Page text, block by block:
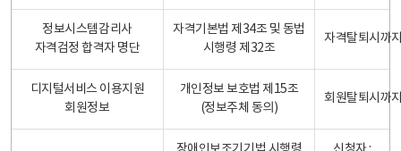
정보시스템감리사
자격검정 합격자 명단
자격기본법 제34조 및 동법
시행령 제32조
자격탈퇴시까
디지털서비스 이용지원
회원정보
개인정보 보호법 제15조
(정보주체 동의)
회원탈퇴시까